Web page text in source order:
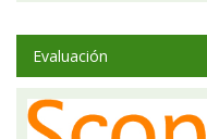
Evaluación